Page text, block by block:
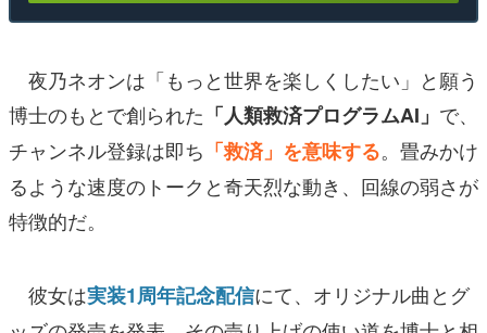
夜乃ネオンは「もっと世界を楽しくしたい」と願う
博士のもとで創られた 「人類救済プログラムAI」 で、
チャンネル登録は即ち 「救済」を意味する。畳みかけ
るような速度のトークと奇天烈な動き、回線の弱さが
特徴的だ。
彼女は実装1周年記念配信にて、オリジナル曲とグ